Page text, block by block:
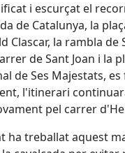
i escurçat el
de Catalunya, la
Clascar, la rambla de
de Sant Joan i la
de Ses Majestats,
l'itinerari
pel carrer
ha treballat aquest